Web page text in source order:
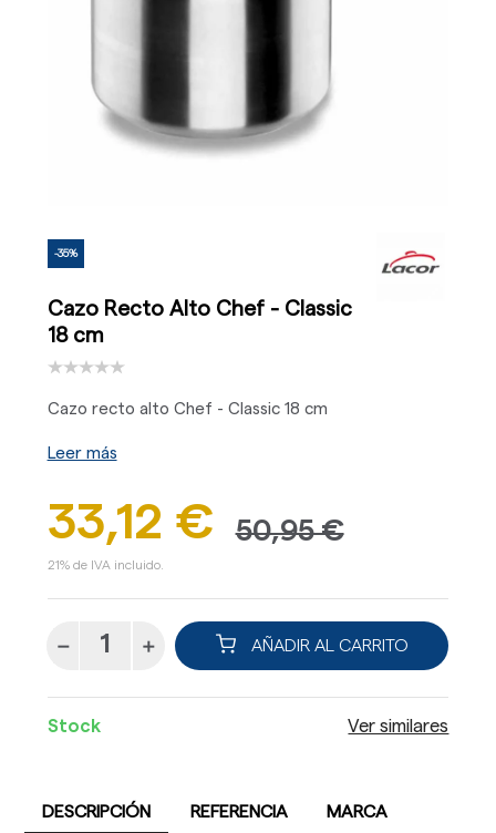
-35%
Cazo Recto Alto Chef - Classic
18 cm
Cazo recto alto Chef - Classic 18 cm
Leer más
33,12 € 50,95 €
21% de IVA incluido.
AÑADIR AL CARRITO
Stock Ver similares
DESCRIPCIÓN REFERENCIA MARCA